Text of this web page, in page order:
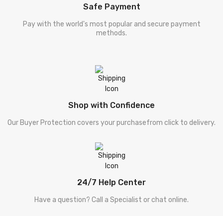
Safe Payment
Pay with the world's most popular and secure payment
methods.
Shop with Confidence
Our Buyer Protection covers your purchasefrom click to delivery.
24/7 Help Center
Have a question? Call a Specialist or chat online.